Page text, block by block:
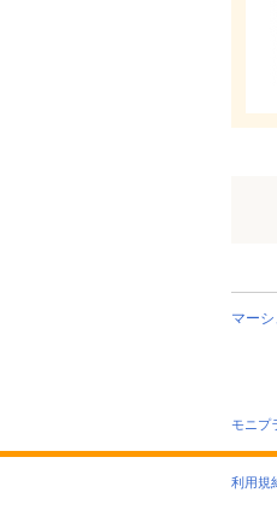
マー
モニプ
利用規